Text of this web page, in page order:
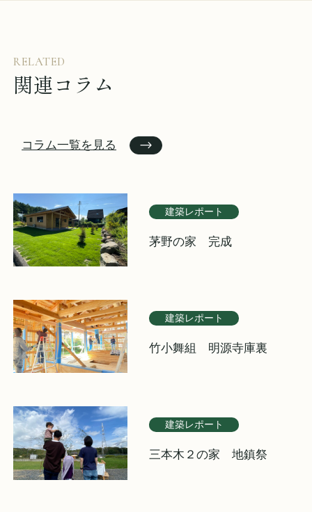
RELATED
関連コラム
コラム一覧を見る
建築レポート
茅野の家 完成
建築レポート
竹小舞組 明源寺庫裏
建築レポート
三本木２の家 地鎮祭